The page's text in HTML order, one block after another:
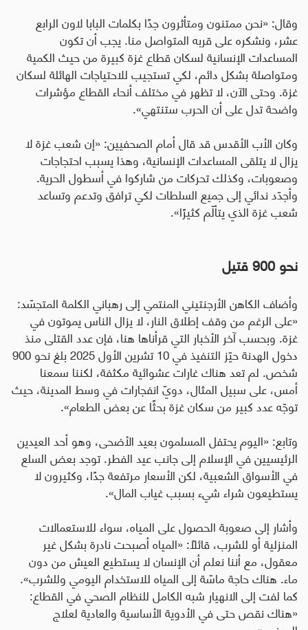
وقال: «نحن ممتنون ومتأثرون جدًا بكلمات البابا لاون الرابع
عشر، ونشكره على قربه المتواصل منا. يجب أن تكون
المساعدات الإنسانية لسكان قطاع غزة كبيرة من حيث الكمية
ومتواصلة بشكل دائم، لكي تستجيب للاحتياجات الهائلة لسكان
غزة. وحتى الآن، لا تظهر في مختلف أنحاء القطاع مؤشرات
واضحة تدل على أن الحرب ستنتهي».
وكان الأب الأقدس قد قال أمام الصحفيين: «إن شعب غزة لا
يزال لا يتلقى المساعدات الإنسانية، وهذا يسبب احتجاجات
وصعوبات، وكذلك تحركات من شاركوا في أسطول الحرية.
وأجدّد ندائي إلى جميع السلطات لكي ترافق وتدعم وتساعد
شعب غزة الذي يتألّم كثيرًا».
نحو 900 قتيل
وأضاف الكاهن الأرجنتيني المنتمي إلى رهباني الكلمة المتجسّد:
«على الرغم من وقف إطلاق النار، لا يزال الناس يموتون في
غزة. وبحسب آخر الأخبار التي قرأناها هنا، فإن عدد القتلى منذ
دخول الهدنة حيّز التنفيذ في 10 تشرين الأول 2025 بلغ نحو 900
شخص. لم تعد هناك غارات عشوائية مكثفة، لكننا سمعنا
أمس، على سبيل المثال، دويّ انفجارات في وسط المدينة، حيث
توجّه عدد كبير من سكان غزة بحثًا عن بعض الطعام».
وتابع: «اليوم يحتفل المسلمون بعيد الأضحى، وهو أحد العيدين
الرئيسيين في الإسلام إلى جانب عيد الفطر. توجد بعض السلع
في الأسواق الشعبية، لكن الأسعار مرتفعة جدًا، وكثيرون لا
يستطيعون شراء شيء بسبب غياب المال».
وأشار إلى صعوبة الحصول على المياه، سواء للاستعمالات
المنزلية أو للشرب، قائلًا: «المياه أصبحت نادرة بشكلغير
معقول، مع أننا نعلم أن الإنسان لا يستطيع العيش من دون
ماء. هناك حاجة ماسّة إلى المياه للاستخدام اليومي وللشرب».
كما لفت إلى الانهيار شبه الكامل للنظام الصحي في القطاع:
«هناك نقص حتى في الأدوية الأساسية والعادية لعلاج